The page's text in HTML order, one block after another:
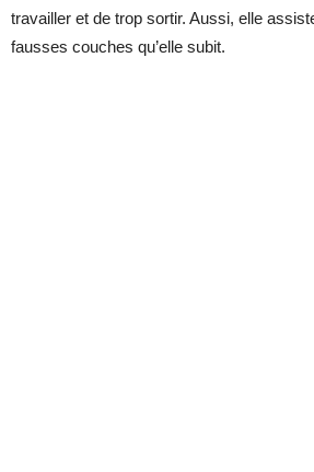
travailler et de trop sortir. Aussi, elle
fausses couches qu’elle subit.